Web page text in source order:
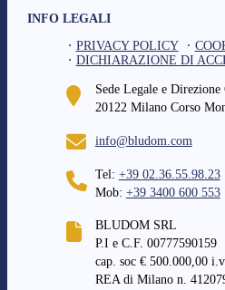
INFO LEGALI
PRIVACY POLICY
DICHIARAZIONE DI
Sede Legale e Direzione
20122 Milano Corso
info@bludom.com
Tel: +39 02.36.55.98.23
Mob: +39 3400 600 553
BLUDOM SRL
P.I e C.F. 00777590159
cap. soc € 500.000,00
REA di Milano n.